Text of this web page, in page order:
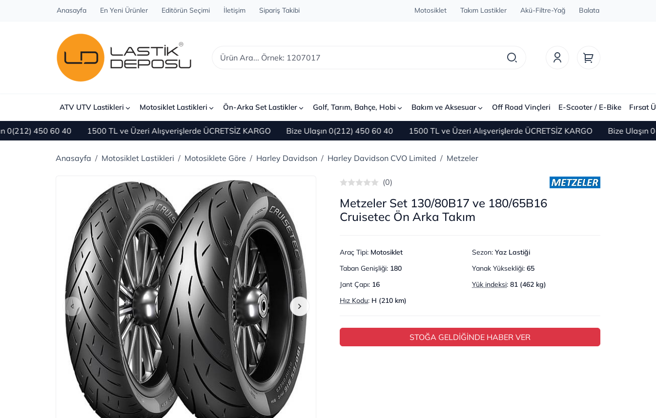
Anasayfa En Yeni Ürünler Editörün Seçimi İletişim Sipariş Takibi Motosiklet Takım Lastikler Akü-Filtre-Yağ Balata
ATV UTV Lastikleri Motosiklet Lastikleri Ön-Arka Set Lastikler Golf, Tarım, Bahçe, Hobi Bakım ve Aksesuar Off Road Vinçleri E-Scooter / E-Bike Fırsat
60 40 1500 TL ve Üzeri Alışverişlerde ÜCRETSİZ KARGO Bize Ulaşın 0(212) 450 60 40 1500 TL ve Üzeri Alışverişlerde ÜCRETSİZ KARGO Bize Ulaşın 0(212)
Anasayfa Motosiklet Lastikleri Motosiklete Göre Harley Davidson Harley Davidson CVO Limited Metzeler
(0)
Metzeler Set 130/80B17 ve 180/65B16
Cruisetec Ön Arka Takım
Araç Tipi: Motosiklet Sezon: Yaz Lastiği
Taban Genişliği: 180 Yanak Yüksekliği: 65
Jant Çapı: 16 Yük indeksi: 81 (462 kg)
Hız Kodu: H (210 km)
STOĞA GELDİĞİNDE HABER VER